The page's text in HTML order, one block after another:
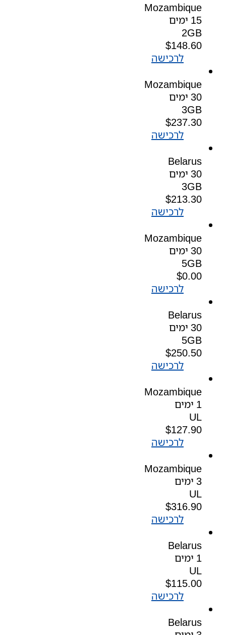
Mozambique
15 ימים
2GB
$148.60
לרכישה
Mozambique
30 ימים
3GB
$237.30
לרכישה
Belarus
30 ימים
3GB
$213.30
לרכישה
Mozambique
30 ימים
5GB
$0.00
לרכישה
Belarus
30 ימים
5GB
$250.50
לרכישה
Mozambique
1 ימים
UL
$127.90
לרכישה
Mozambique
3 ימים
UL
$316.90
לרכישה
Belarus
1 ימים
UL
$115.00
לרכישה
Belarus